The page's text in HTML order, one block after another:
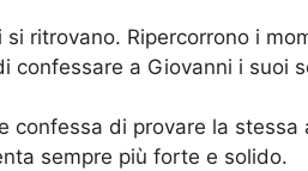
si ritrovano. Ripercorrono i
confessare a Giovanni i suoi
confessa di provare la
sempre più forte e solido.